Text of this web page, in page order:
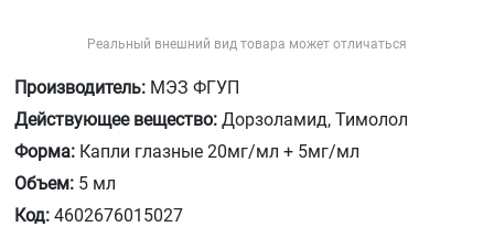
Реальный внешний вид товара может отличаться
Производитель: МЭЗ ФГУП
Действующее вещество: Дорзоламид, Тимолол
Форма: Капли глазные 20мг/мл + 5мг/мл
Объем: 5 мл
Код: 4602676015027